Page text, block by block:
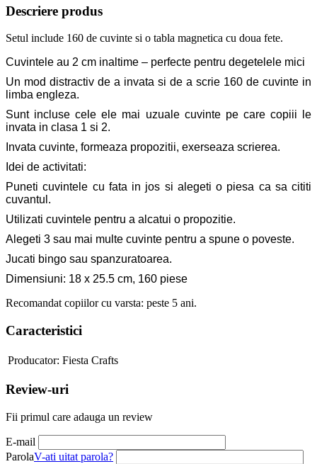
Descriere produs
Setul include 160 de cuvinte si o tabla magnetica cu doua fete.
Cuvintele au 2 cm inaltime – perfecte pentru degetelele mici
Un mod distractiv de a invata si de a scrie 160 de cuvinte in
limba engleza.
Sunt incluse cele ele mai uzuale cuvinte pe care copiii le
invata in clasa 1 si 2.
Invata cuvinte, formeaza propozitii, exerseaza scrierea.
Idei de activitati:
Puneti cuvintele cu fata in jos si alegeti o piesa ca sa cititi
cuvantul.
Utilizati cuvintele pentru a alcatui o propozitie.
Alegeti 3 sau mai multe cuvinte pentru a spune o poveste.
Jucati bingo sau spanzuratoarea.
Dimensiuni: 18 x 25.5 cm, 160 piese
Recomandat copiilor cu varsta: peste 5 ani.
Caracteristici
Producator: Fiesta Crafts
Review-uri
Fii primul care adauga un review
E-mail
ParolaV-ati uitat parola?